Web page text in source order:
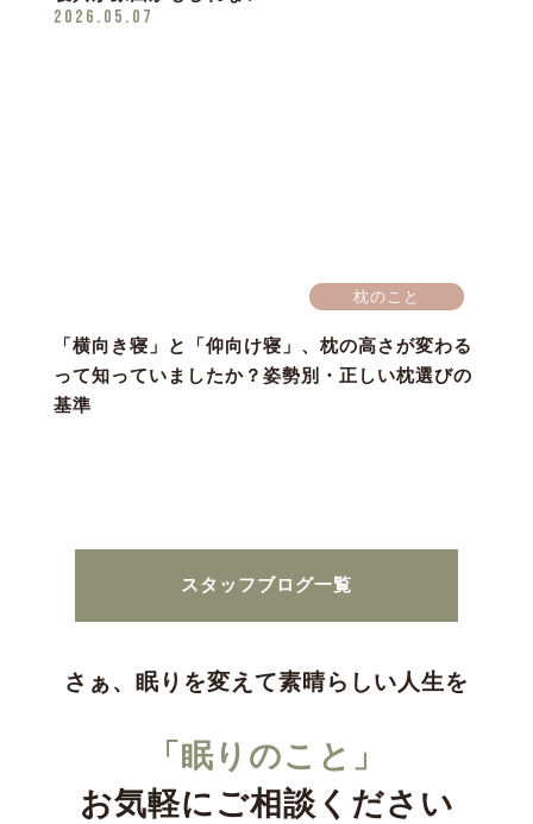
2026.05.07
枕のこと
「横向き寝」と「仰向け寝」、枕の高さが変わる
って知っていましたか？姿勢別・正しい枕選びの
基準
スタッフブログ一覧
さぁ、眠りを変えて素晴らしい人生を
「眠りのこと」
お気軽にご相談ください